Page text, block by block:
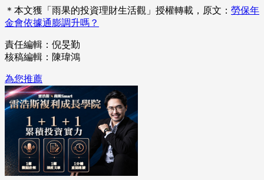
＊本文獲「雨果的投資理財生活觀」授權轉載，原文： 勞保年
金會依據通膨調升嗎？
責任編輯：倪旻勤
核稿編輯：陳瑋鴻
為您推薦